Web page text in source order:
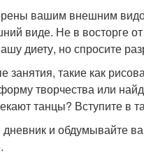
вашим внешним
виде. Не в восторге
диету, но спросите
занятия, такие как
творчества или
танцы? Вступите в
дневник и обдумывайте